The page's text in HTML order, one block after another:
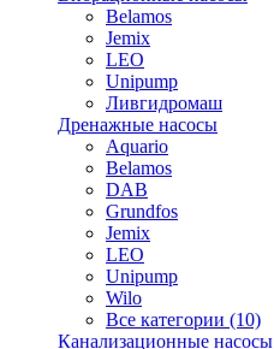
Belamos
Jemix
LEO
Unipump
Ливгидромаш
Дренажные насосы
Aquario
Belamos
DAB
Grundfos
Jemix
LEO
Unipump
Wilo
Все категории (10)
Канализационные насосы